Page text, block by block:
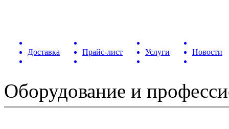
Доставка Прайс-лист Услуги Новости
Оборудование и